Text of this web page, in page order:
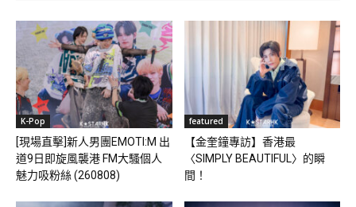
K-Pop
[現場直擊]新人男團EMOTI:M 出
道9日即旋風襲港 FM大騷個人
魅力吸粉絲 (260808)
featured
【金奎鐘專訪】香港最
〈SIMPLY BEAUTIFUL〉的瞬
間！